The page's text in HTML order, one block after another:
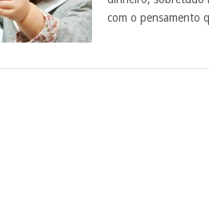
com o pensamento